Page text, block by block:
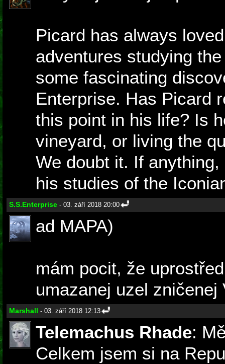
Picard has always
adventures studying
some fascinating
Enterprise. Has Picard
this point in his life? Is
vineyard, or living the
We doubt it. If
his studies of the
S.S.Enterprise - 03. září 2018 20:00
ad MAPA)
mám pocit, že
umazanej uzel zničenej
Marshall - 03. září 2018 12:13
Telemachus Rhade:
Celkem jsem si na